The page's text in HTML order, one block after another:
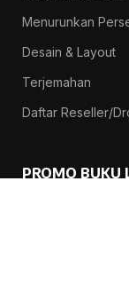
Menurunkan
Desain & Layout
Terjemahan
Daftar Reseller/
PROMO BUKU